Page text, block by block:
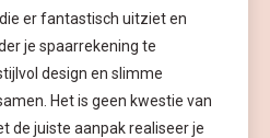
er fantastisch uitziet en
je spaarrekening te
design en slimme
Het is geen kwestie van
de juiste aanpak realiseer je